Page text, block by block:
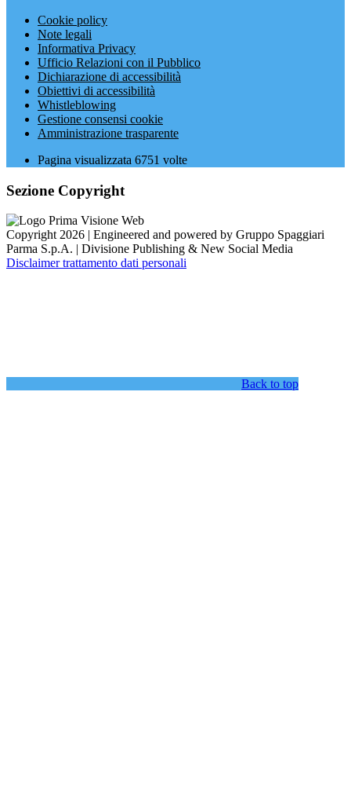
Cookie policy
Note legali
Informativa Privacy
Ufficio Relazioni con il Pubblico
Dichiarazione di accessibilità
Obiettivi di accessibilità
Whistleblowing
Gestione consensi cookie
Amministrazione trasparente
Pagina visualizzata 6751 volte
Sezione Copyright
Copyright 2026 | Engineered and powered by Gruppo Spaggiari
Parma S.p.A. | Divisione Publishing & New Social Media
Disclaimer trattamento dati personali
Back to top